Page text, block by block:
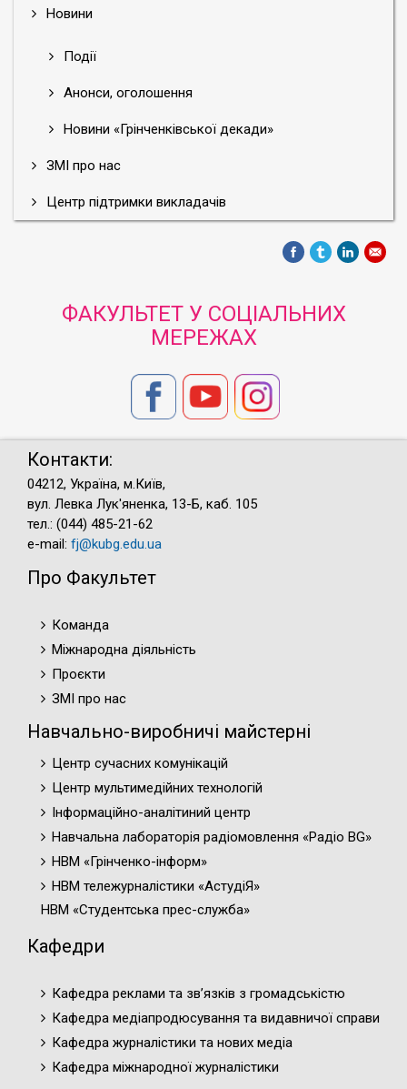
Новини
Події
Анонси, оголошення
Новини «Грінченківської декади»
ЗМІ про нас
Центр підтримки викладачів
ФАКУЛЬТЕТ У СОЦІАЛЬНИХ
МЕРЕЖАХ
Контакти:
04212, Україна, м.Київ,
вул. Левка Лук'яненка, 13-Б, каб. 105
тел.: (044) 485-21-62
e-mail: fj@kubg.edu.ua
Про Факультет
Команда
Міжнародна діяльність
Проєкти
ЗМІ про нас
Навчально-виробничі майстерні
Центр сучасних комунікацій
Центр мультимедійних технологій
Інформаційно-аналітиний центр
Навчальна лабораторія радіомовлення «Радіо BG»
НВМ «Грінченко-інформ»
НВМ тележурналістики «АстудіЯ»
НВМ «Студентська прес-служба»
Кафедри
Кафедра реклами та зв’язків з громадськістю
Кафедра медіапродюсування та видавничої справи
Кафедра журналістики та нових медіа
Кафедра міжнародної журналістики